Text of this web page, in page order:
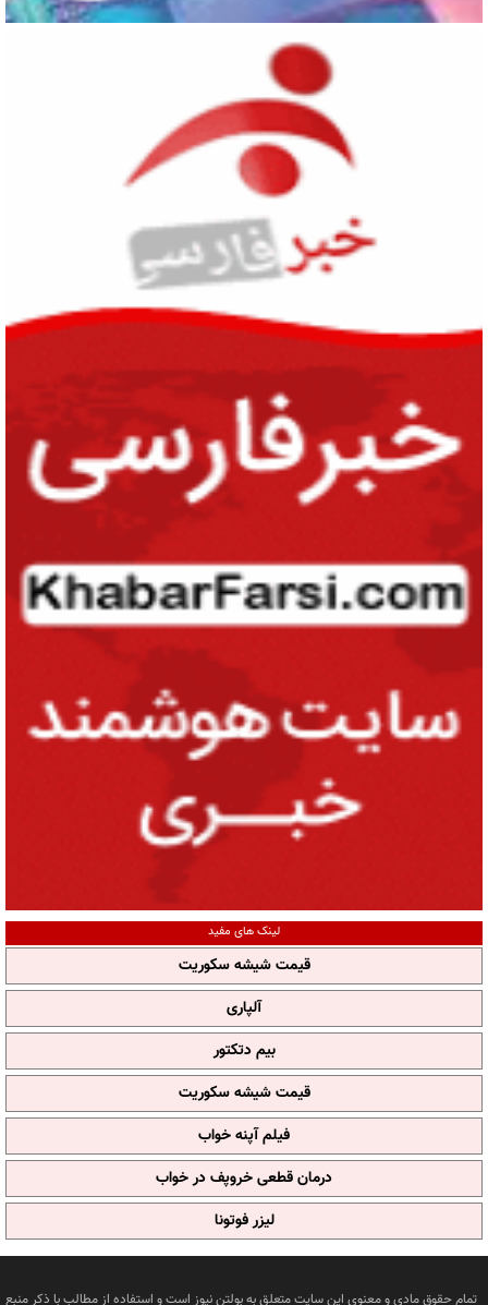
لینک های مفید
قیمت شیشه سکوریت
آلپاری
بیم دتکتور
قیمت شیشه سکوریت
فیلم آپنه خواب
درمان قطعی خروپف در خواب
لیزر فوتونا
تمام حقوق مادی و معنوی این سایت متعلق به بولتن نیوز است و استفاده از مطالب با ذکر منبع